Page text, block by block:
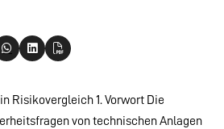
Risikovergleich 1. Vorwort Die
von technischen Anlagen